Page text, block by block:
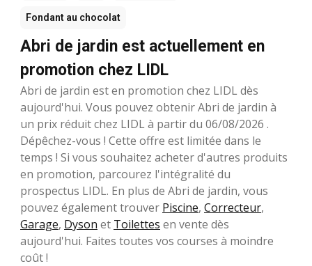
Fondant au chocolat
Abri de jardin est actuellement en
promotion chez LIDL
Abri de jardin est en promotion chez LIDL dès
aujourd'hui. Vous pouvez obtenir Abri de jardin à
un prix réduit chez LIDL à partir du 06/08/2026 .
Dépêchez-vous ! Cette offre est limitée dans le
temps ! Si vous souhaitez acheter d'autres produits
en promotion, parcourez l'intégralité du
prospectus LIDL. En plus de Abri de jardin, vous
pouvez également trouver Piscine, Correcteur,
Garage, Dyson et Toilettes en vente dès
aujourd'hui. Faites toutes vos courses à moindre
coût !